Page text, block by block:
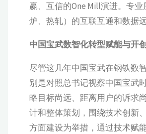
赢、互信的One Mill演进。专
炉、热轧）的互联互通和数据
中国宝武数智化转型赋能与开
尽管这几年中国宝武在钢铁数
别是对照总书记视察中国宝武
略目标尚远、距离用户的诉求
计和整体策划，围绕技术创新
方面建设为举措，通过技术赋